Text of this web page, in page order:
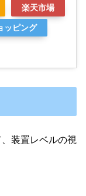
楽天市場
ッピング
装置レベルの視